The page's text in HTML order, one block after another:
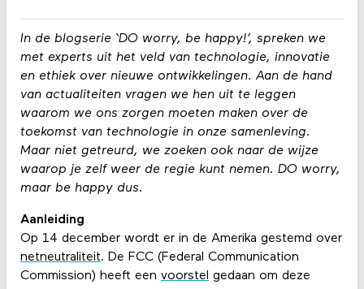
In de blogserie ‘DO worry, be happy!’, spreken we
met experts uit het veld van technologie, innovatie
en ethiek over nieuwe ontwikkelingen. Aan de hand
van actualiteiten vragen we hen uit te leggen
waarom we ons zorgen moeten maken over de
toekomst van technologie in onze samenleving.
Maar niet getreurd, we zoeken ook naar de wijze
waarop je zelf weer de regie kunt nemen. DO worry,
maar be happy dus.
Aanleiding
Op 14 december wordt er in de Amerika gestemd over
netneutraliteit. De FCC (Federal Communication
Commission) heeft een voorstel gedaan om deze